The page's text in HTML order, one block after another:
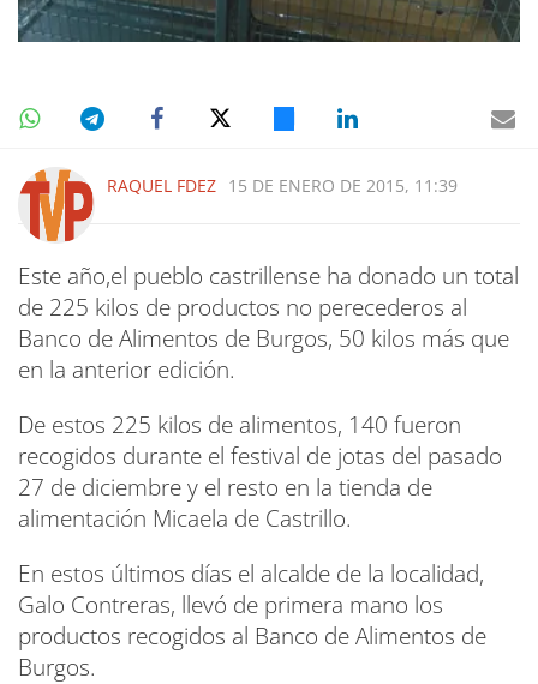
RAQUEL FDEZ 15 DE ENERO DE 2015, 11:39
Este año,el pueblo castrillense ha donado un total
de 225 kilos de productos no perecederos al
Banco de Alimentos de Burgos, 50 kilos más que
en la anterior edición.
De estos 225 kilos de alimentos, 140 fueron
recogidos durante el festival de jotas del pasado
27 de diciembre y el resto en la tienda de
alimentación Micaela de Castrillo.
En estos últimos días el alcalde de la localidad,
Galo Contreras, llevó de primera mano los
productos recogidos al Banco de Alimentos de
Burgos.